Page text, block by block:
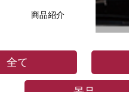
商品紹介
全て